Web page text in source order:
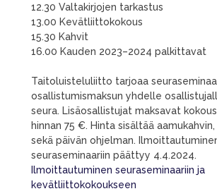
12.30 Valtakirjojen tarkastus
13.00 Kevätliittokokous
15.30 Kahvit
16.00 Kauden 2023–2024 palkittavat
Taitoluisteluliitto tarjoaa
osallistumismaksun yhdelle
seura. Lisäosallistujat maksavat
hinnan 75 €. Hinta sisältää
sekä päivän ohjelman.
seuraseminaariin päättyy 4.4.2024.
Ilmoittautuminen seuraseminaariin ja
kevätliittokokoukseen